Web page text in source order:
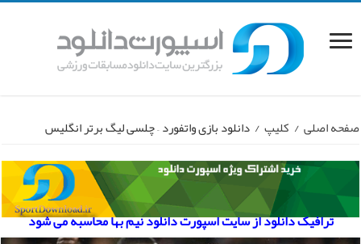
صفحه اصلی / کلیپ / دانلود بازی واتفورد – چلسی لیگ برتر انگلیس
ترافیک دانلود از سایت اسپورت دانلود نیم بها محاسبه می شود